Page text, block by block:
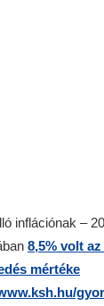
inflációnak –
8,5% volt
mértéke